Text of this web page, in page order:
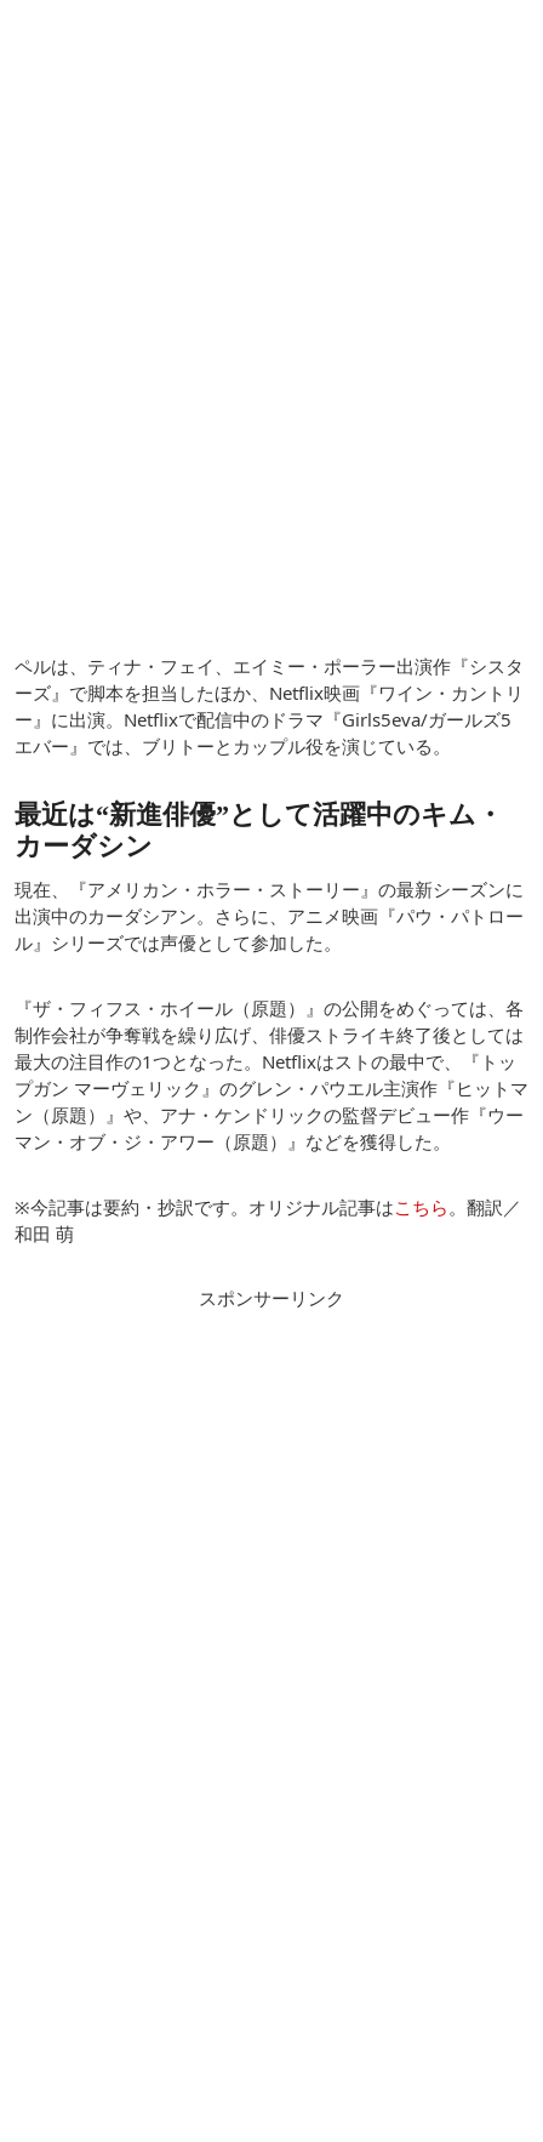
ペルは、ティナ・フェイ、エイミー・ポーラー出演作『シスタ
ーズ』で脚本を担当したほか、Netflix映画『ワイン・カントリ
ー』に出演。Netflixで配信中のドラマ『Girls5eva/ガールズ5
エバー』では、ブリトーとカップル役を演じている。
最近は“新進俳優”として活躍中のキム・
カーダシン
現在、『アメリカン・ホラー・ストーリー』の最新シーズンに
出演中のカーダシアン。さらに、アニメ映画『パウ・パトロー
ル』シリーズでは声優として参加した。
『ザ・フィフス・ホイール（原題）』の公開をめぐっては、各
制作会社が争奪戦を繰り広げ、俳優ストライキ終了後としては
最大の注目作の1つとなった。Netflixはストの最中で、『トッ
プガン マーヴェリック』のグレン・パウエル主演作『ヒットマ
ン（原題）』や、アナ・ケンドリックの監督デビュー作『ウー
マン・オブ・ジ・アワー（原題）』などを獲得した。
※今記事は要約・抄訳です。オリジナル記事はこちら 。翻訳／
和田 萌
スポンサーリンク